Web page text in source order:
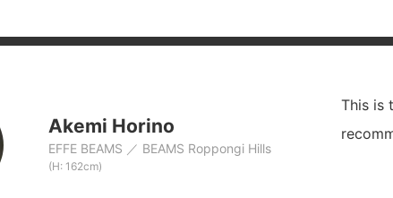
Akemi Horino
EFFE BEAMS BEAMS Roppongi Hills
(H: 162cm)
This is